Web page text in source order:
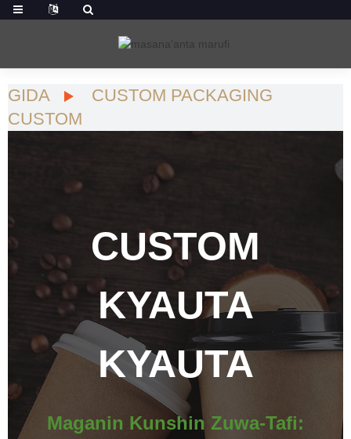
GIDA
CUSTOM PACKAGING
CUSTOM
CUSTOM
KYAUTA
KYAUTA
Maganin Kunshin Zuwa-Tafi: